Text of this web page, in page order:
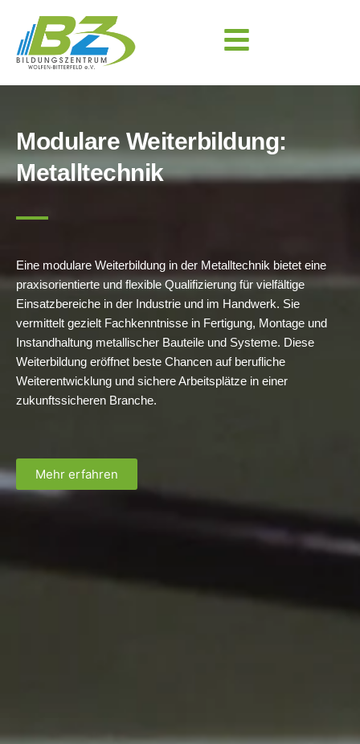
Modulare Weiterbildung:
Metalltechnik
Eine modulare Weiterbildung in der Metalltechnik bietet eine
praxisorientierte und flexible Qualifizierung für vielfältige
Einsatzbereiche in der Industrie und im Handwerk. Sie
vermittelt gezielt Fachkenntnisse in Fertigung, Montage und
Instandhaltung metallischer Bauteile und Systeme. Diese
Weiterbildung eröffnet beste Chancen auf berufliche
Weiterentwicklung und sichere Arbeitsplätze in einer
zukunftssicheren Branche.
Mehr erfahren